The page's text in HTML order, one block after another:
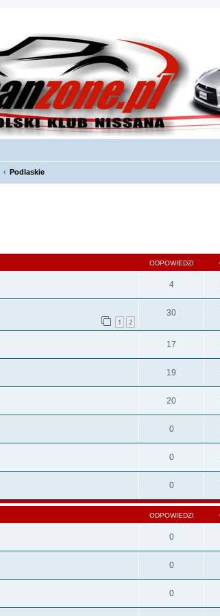
Podlaskie
ODPOWIEDZI
4
1 2
30
17
19
20
0
0
0
ODPOWIEDZI
0
0
0